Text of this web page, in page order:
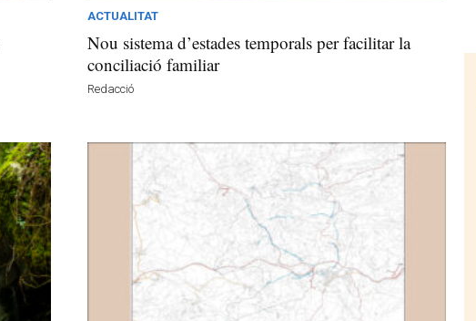
ACTUALITAT
Nou sistema d’estades temporals per facilitar la
conciliació familiar
Redacció